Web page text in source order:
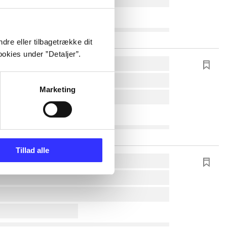
eller tilbagetrække dit
under ”Detaljer”.
Marketing
Tillad alle